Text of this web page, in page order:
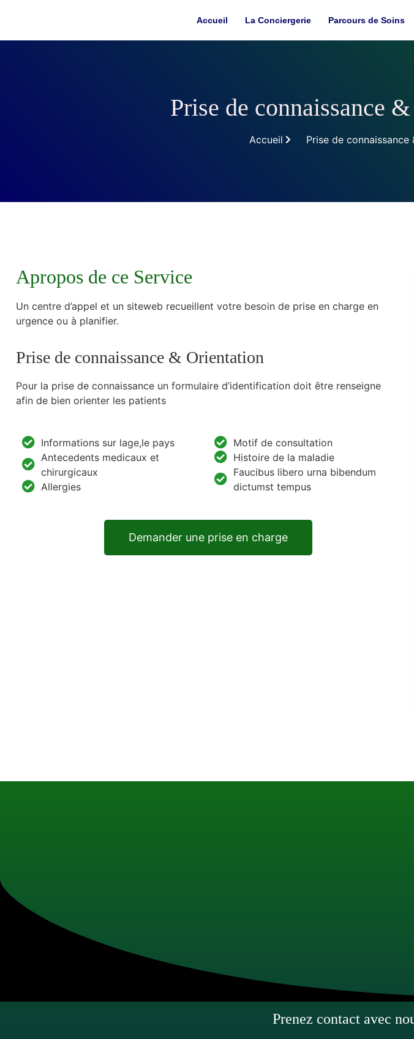
Accueil La Conciergerie Parcours de Soins
Prise de connaissance
Accueil Prise de connaissance
Apropos de ce Service
Un centre d’appel et un siteweb recueillent votre besoin de prise en charge en
urgence ou à planifier.
Prise de connaissance & Orientation
Pour la prise de connaissance un formulaire d’identification doit être renseigne
afin de bien orienter les patients
Informations sur lage,le pays
Antecedents medicaux et
chirurgicaux
Allergies
Motif de consultation
Histoire de la maladie
Faucibus libero urna bibendum
dictumst tempus
Demander une prise en charge
Prenez contact avec